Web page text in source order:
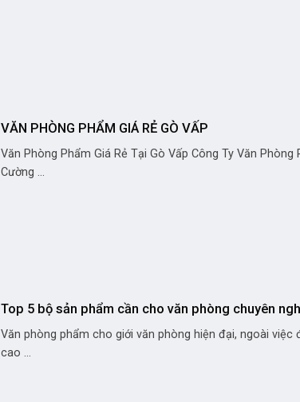
VĂN PHÒNG PHẨM GIÁ RẺ GÒ VẤP
Văn Phòng Phẩm Giá Rẻ Tại Gò Vấp Công Ty Văn Phòng
Cường ...
Top 5 bộ sản phẩm cần cho văn phòng chuyên
Văn phòng phẩm cho giới văn phòng hiện đại, ngoài việc
cao ...